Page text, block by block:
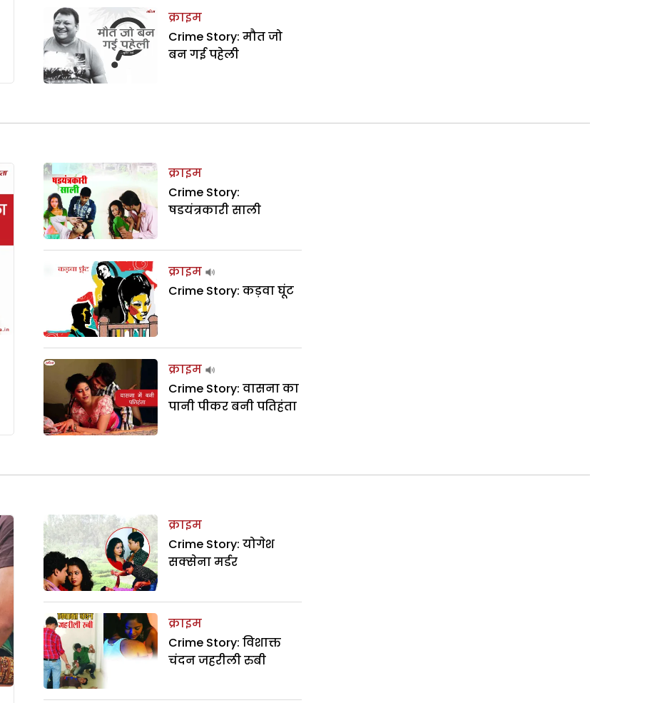
क्राइम
Crime Story: मौत जो
बन गई पहेली
क्राइम
Crime Story:
षडयंत्रकारी साली
क्राइम
Crime Story: कड़वा घूंट
क्राइम
Crime Story: वासना का
पानी पीकर बनी पतिहंता
क्राइम
Crime Story: योगेश
सक्सेना मर्डर
क्राइम
Crime Story: विशाक्त
चंदन जहरीली रुबी